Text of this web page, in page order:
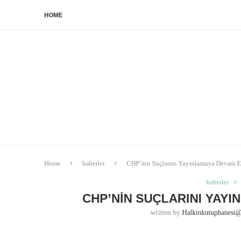
HOME
Home haberler CHP’nin Suçlarını Yayınlamaya Devam
haberler
CHP’NIN SUÇLARINI
written by